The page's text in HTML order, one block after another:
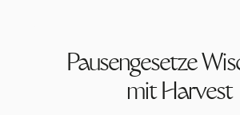
Pausengesetze
mit Harvest